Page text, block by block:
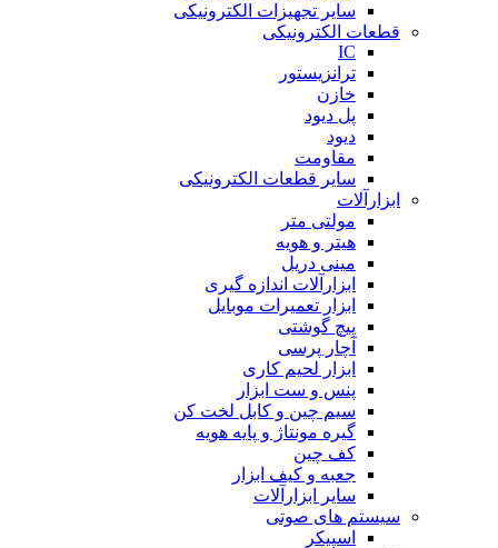
سایر تجهیزات الکترونیکی
قطعات الکترونیکی
IC
ترانزیستور
خازن
پل دیود
دیود
مقاومت
سایر قطعات الکترونیکی
ابزارآلات
مولتی متر
هیتر و هویه
مینی دریل
ابزارآلات اندازه گیری
ابزار تعمیرات موبایل
پیچ گوشتی
آچار پرسی
ابزار لحیم کاری
پنس و ست ابزار
سیم چین و کابل لخت کن
گیره مونتاژ و پایه هویه
کف چین
جعبه و کیف ابزار
سایر ابزارآلات
سیستم های صوتی
اسپیکر